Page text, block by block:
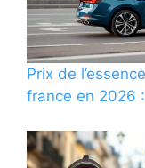
Prix de
france en 2026